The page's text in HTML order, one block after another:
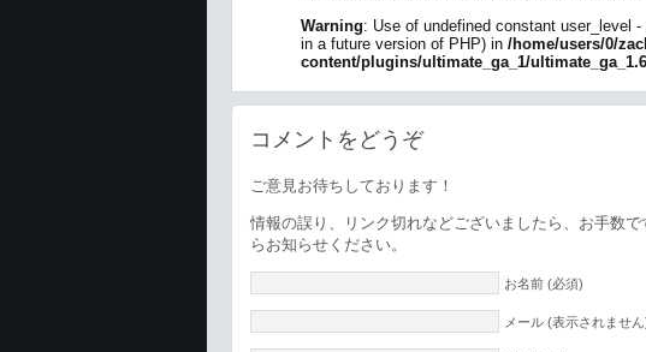
Warning: Use of undefined constant user_level
in a future version of PHP) in /home/users/0/
content/plugins/ultimate_ga_1/
コメントをどうぞ
ご意見お待ちしております！
情報の誤り、リンク切れなどございましたら、お手数
らお知らせください。
お名前 (必須)
メール (表示されませ